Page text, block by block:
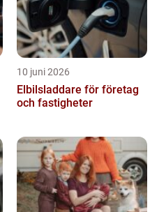
10 juni 2026
Elbilsladdare för företag
och fastigheter